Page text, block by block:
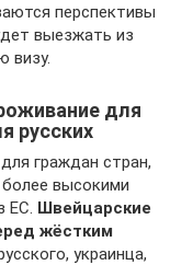
перспективы
выезжать из
визу.
для
русских
граждан стран,
высокими
ЕС. Швейцарские
жёстким
украинца,